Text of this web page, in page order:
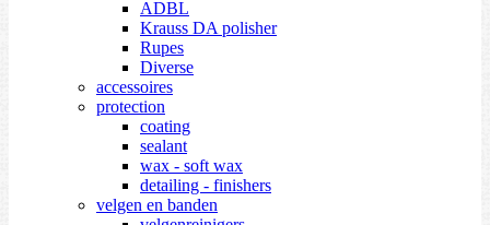
ADBL
Krauss DA polisher
Rupes
Diverse
accessoires
protection
coating
sealant
wax - soft wax
detailing - finishers
velgen en banden